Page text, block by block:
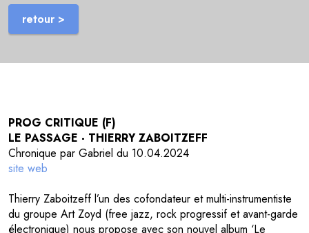
retour >
PROG CRITIQUE (F)
LE PASSAGE - THIERRY ZABOITZEFF
Chronique par Gabriel du 10.04.2024
site web
Thierry Zaboitzeff l’un des cofondateur et multi-instrumentiste
du groupe Art Zoyd (free jazz, rock progressif et avant-garde
électronique) nous propose avec son nouvel album ‘Le